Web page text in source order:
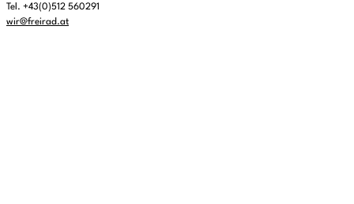
Tel. +43(0)512 560291
wir@freirad.at